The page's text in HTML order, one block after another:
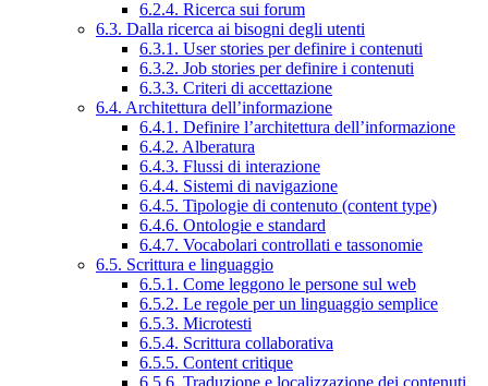
6.2.4. Ricerca sui forum
6.3. Dalla ricerca ai bisogni degli utenti
6.3.1. User stories per definire i contenuti
6.3.2. Job stories per definire i contenuti
6.3.3. Criteri di accettazione
6.4. Architettura dell’informazione
6.4.1. Definire l’architettura dell’informazione
6.4.2. Alberatura
6.4.3. Flussi di interazione
6.4.4. Sistemi di navigazione
6.4.5. Tipologie di contenuto (content type)
6.4.6. Ontologie e standard
6.4.7. Vocabolari controllati e tassonomie
6.5. Scrittura e linguaggio
6.5.1. Come leggono le persone sul web
6.5.2. Le regole per un linguaggio semplice
6.5.3. Microtesti
6.5.4. Scrittura collaborativa
6.5.5. Content critique
6.5.6. Traduzione e localizzazione dei contenuti